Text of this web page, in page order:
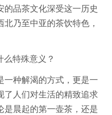
的品茶文化深受这一历史
乃至中亚的茶饮特色，
么特殊意义？
一种解渴的方式，更是一
了人们对生活的精致追求
是晨起的第一壶茶，还是